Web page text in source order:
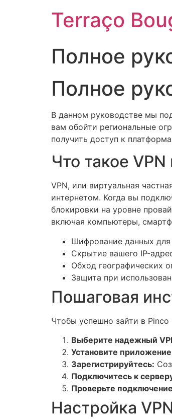
Terraço
Полное
Полное
В данном руководстве мы
вам обойти региональные
получить доступ к
Что такое
VPN, или виртуальная
интернетом. Когда вы
блокировки на уровне
включая компьютеры,
Шифрование данных
Скрытие вашего IP-
Обход географических
Защита при
Пошаговая
Чтобы успешно зайти в
Выберите надежный
Установите
Зарегистрируйтесь:
Подключитесь к
Проверьте
Настройка